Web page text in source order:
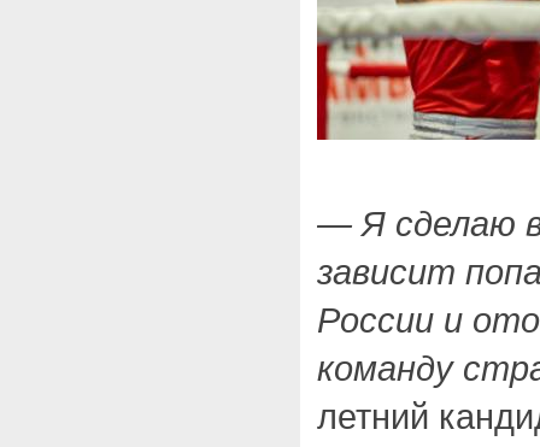
— Я сделаю
зависит
России и
команду
летний